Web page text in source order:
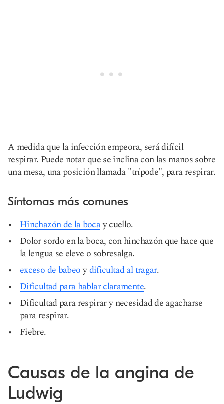
A medida que la infección empeora, será difícil
respirar. Puede notar que se inclina con las manos sobre
una mesa, una posición llamada "trípode", para respirar.
Síntomas más comunes
Hinchazón de la bocay cuello.
Dolor sordo en la boca, con hinchazón que hace que
la lengua se eleve o sobresalga.
exceso de babeoydificultad al tragar.
Dificultad para hablar claramente.
Dificultad para respirar y necesidad de agacharse
para respirar.
Fiebre.
Causas de la angina de
Ludwig